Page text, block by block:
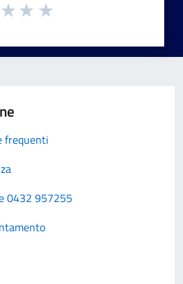
frequenti
0432 957255